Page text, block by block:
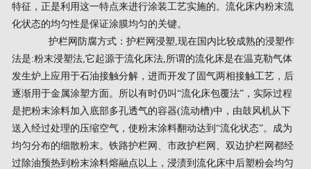
特征，正是利用这一特点来进行涂装工艺实施的。流化床内粉末流
化状态的均匀性是保证涂膜均匀的关键。
护栏网防腐方式：护栏网浸塑,现在国内比较成熟的浸塑作
法是:粉末浸塑法,它起源于流化床法,所谓的流化床是在温克勒气体
发生炉上应用于石油接触分解，进而开发了固气两相接触工艺，后
逐渐用于金属涂塑方面。所以有时仍叫“流化床包覆法”，实际过程
是把粉末涂料加入底部多孔透气的容器(流动槽)中，由鼓风机从下
送入经过处理的压缩空气，使粉末涂料翻动达到“流化状态”。成为
均匀分布的细散粉末。铁路护栏网、市政护栏网、双边护栏网都经
过除油预热到粉末涂料熔融点以上，浸渍到流化床中后塑粉会均匀